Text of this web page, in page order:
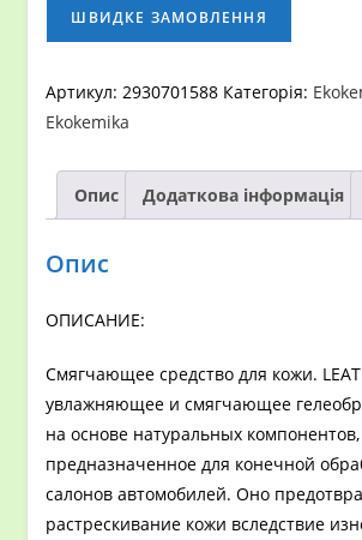
кожи
автомобиля
LEATHER
Канистра
кількість
ШВИДКЕ ЗАМОВЛЕННЯ
Артикул:2930701588 Категорія:
Ekokemika
Опис Додаткова інформація
Опис
ОПИСАНИЕ:
Смягчающее средство для кожи.
увлажняющее и смягчающее
на основе натуральных компонентов,
предназначенное для конечной
салонов автомобилей. Оно
растрескивание кожи вследствие